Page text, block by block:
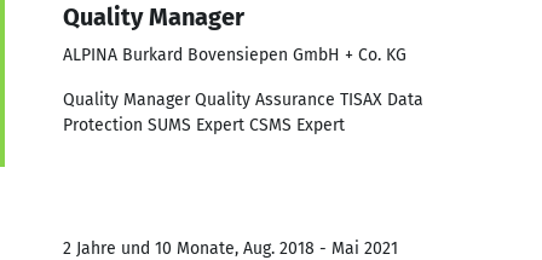
Quality Manager
ALPINA Burkard Bovensiepen GmbH + Co. KG
Quality Manager Quality Assurance TISAX Data
Protection SUMS Expert CSMS Expert
2 Jahre und 10 Monate, Aug. 2018 - Mai 2021